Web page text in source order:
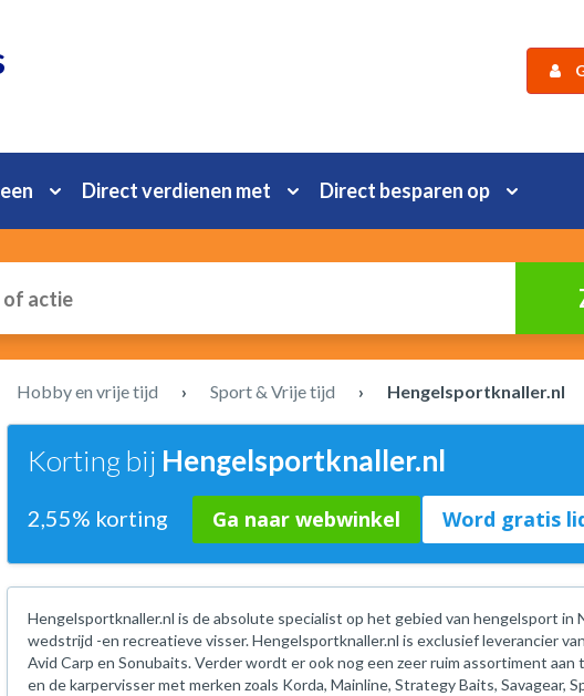
Direct verdienen met Direct besparen op
Hobby en vrije tijd › Sport & Vrije tijd › Hengelsportknaller.nl
Korting bij Hengelsportknaller.nl
2,55% korting Ga naar webwinkel Word gratis
Hengelsportknaller.nl is de absolute specialist op het gebied van hengelsport in
wedstrijd -en recreatieve visser. Hengelsportknaller.nl is exclusief leverancier
Avid Carp en Sonubaits. Verder wordt er ook nog een zeer ruim assortiment
en de karpervisser met merken zoals Korda, Mainline, Strategy Baits, Savagear,